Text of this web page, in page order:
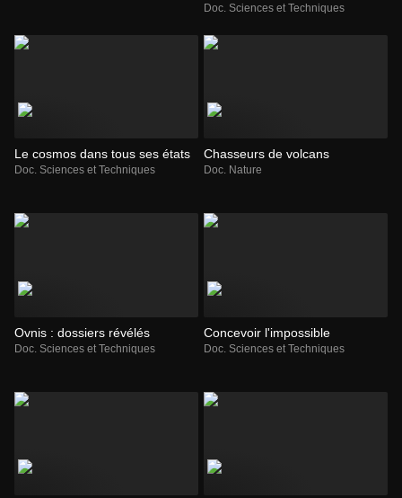
Doc. Sciences et Techniques
Le cosmos dans tous ses états
Doc. Sciences et Techniques
Chasseurs de volcans
Doc. Nature
Ovnis : dossiers révélés
Doc. Sciences et Techniques
Concevoir l'impossible
Doc. Sciences et Techniques